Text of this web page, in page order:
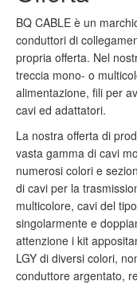
BQ CABLE è un
conduttori di
propria offerta. Nel
treccia mono- o
alimentazione, fili per
cavi ed adattatori.
La nostra offerta di
vasta gamma di cavi
numerosi colori e
di cavi per la
multicolore, cavi del
singolarmente e
attenzione i kit
LGY di diversi colori,
conduttore argentato,